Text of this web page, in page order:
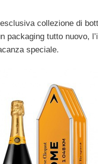
collezione di
packaging tutto nuovo,
speciale.